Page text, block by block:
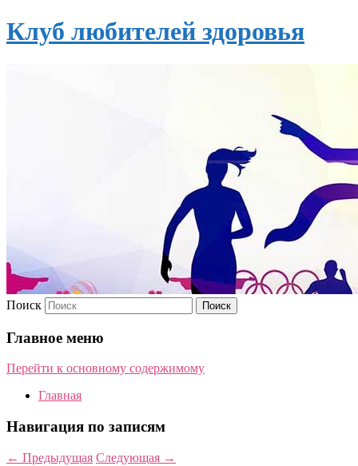
Клуб любителей здоровья
Поиск
Главное меню
Перейти к основному содержимому
Главная
Навигация по записям
← Предыдущая Следующая →